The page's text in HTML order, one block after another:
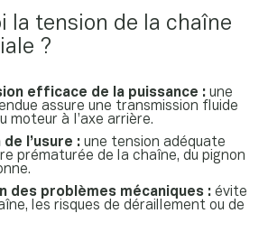
la tension de la chaîne
?
efficace de la puissance : une
assure une transmission fluide
moteur à l’axe arrière.
l’usure : une tension adéquate
prématurée de la chaîne, du pignon
des problèmes mécaniques : évite
les risques de déraillement ou de